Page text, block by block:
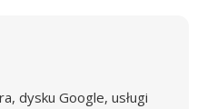
dysku Google, usługi